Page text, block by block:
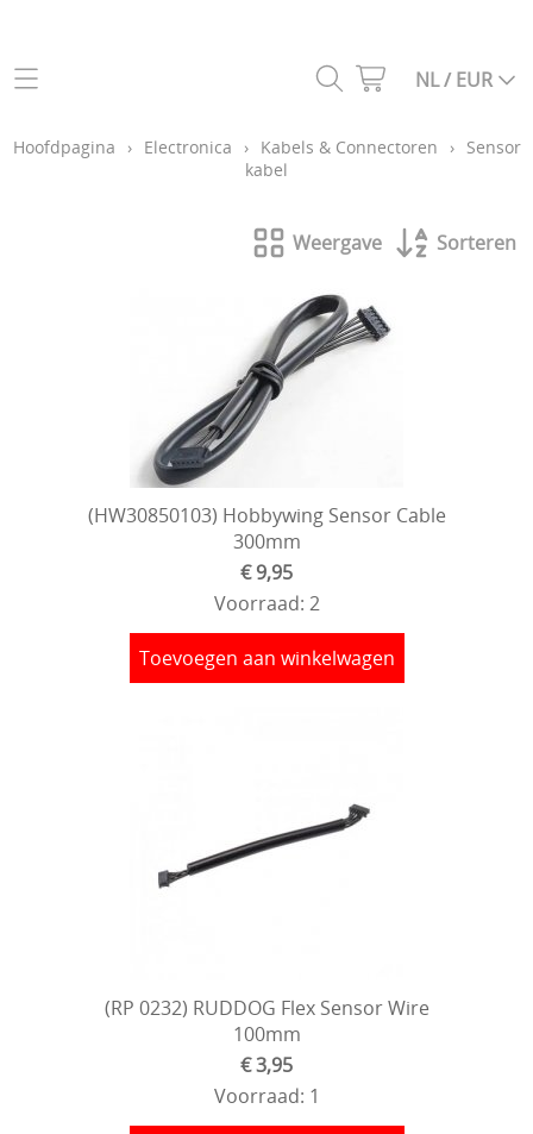
Categoriën webshop
Constructie voertuigen
Zenders, ontvangers en simulatoren
Gereedschap & Pit materiaal
Merchandising Shop
Hoofdpagina
NL / EUR
Hoofdpagina › Electronica › Kabels & Connectoren › Sensor
kabel
Weergave Sorteren
(HW30850103) Hobbywing Sensor Cable
300mm
€ 9,95
Voorraad: 2
Toevoegen aan winkelwagen
(RP 0232) RUDDOG Flex Sensor Wire
100mm
€ 3,95
Voorraad: 1